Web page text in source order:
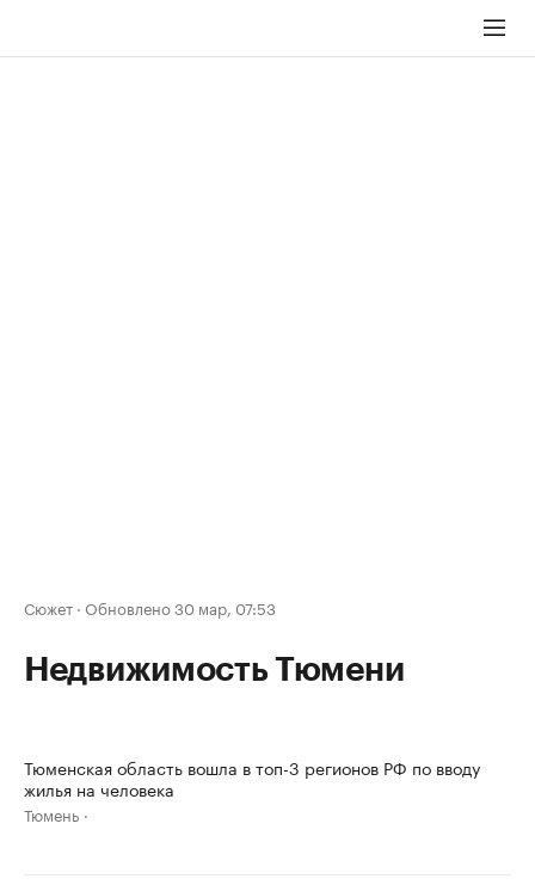
Сюжет · Обновлено 30 мар, 07:53
Недвижимость Тюмени
Тюменская область вошла в топ-3 регионов РФ по вводу
жилья на человека
Тюмень